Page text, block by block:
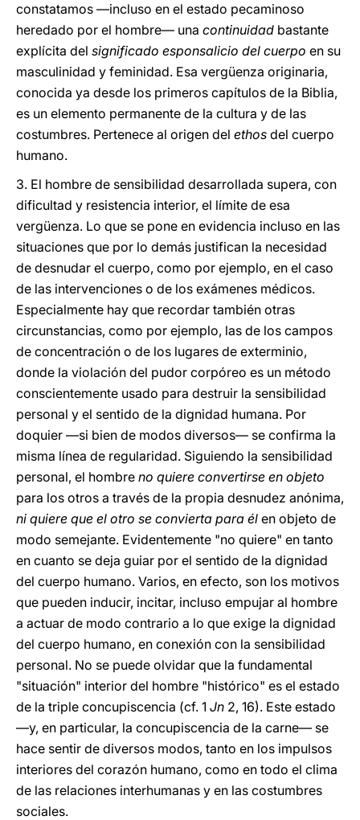
constatamos —incluso en el estado pecaminoso
heredado por el hombre— una continuidad bastante
explícita del significado esponsalicio del cuerpo en su
masculinidad y feminidad. Esa vergüenza originaria,
conocida ya desde los primeros capítulos de la Biblia,
es un elemento permanente de la cultura y de las
costumbres. Pertenece al origen del ethos del cuerpo
humano.
3. El hombre de sensibilidad desarrollada supera, con
dificultad y resistencia interior, el límite de esa
vergüenza. Lo que se pone en evidencia incluso en las
situaciones que por lo demás justifican la necesidad
de desnudar el cuerpo, como por ejemplo, en el caso
de las intervenciones o de los exámenes médicos.
Especialmente hay que recordar también otras
circunstancias, como por ejemplo, las de los campos
de concentración o de los lugares de exterminio,
donde la violación del pudor corpóreo es un método
conscientemente usado para destruir la sensibilidad
personal y el sentido de la dignidad humana. Por
doquier —si bien de modos diversos— se confirma la
misma línea de regularidad. Siguiendo la sensibilidad
personal, el hombre no quiere convertirse en objeto
para los otros a través de la propia desnudez anónima,
ni quiere que el otro se convierta para él en objeto de
modo semejante. Evidentemente "no quiere" en tanto
en cuanto se deja guiar por el sentido de la dignidad
del cuerpo humano. Varios, en efecto, son los motivos
que pueden inducir, incitar, incluso empujar al hombre
a actuar de modo contrario a lo que exige la dignidad
del cuerpo humano, en conexión con la sensibilidad
personal. No se puede olvidar que la fundamental
"situación" interior del hombre "histórico" es el estado
de la triple concupiscencia (cf. 1 Jn 2, 16). Este estado
—y, en particular, la concupiscencia de la carne— se
hace sentir de diversos modos, tanto en los impulsos
interiores del corazón humano, como en todo el clima
de las relaciones interhumanas y en las costumbres
sociales.